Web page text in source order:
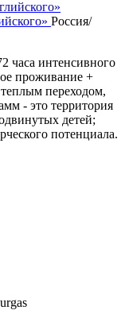
Россия/
часа интенсивного
проживание +
теплым переходом,
- это территория
детей;
потенциала.